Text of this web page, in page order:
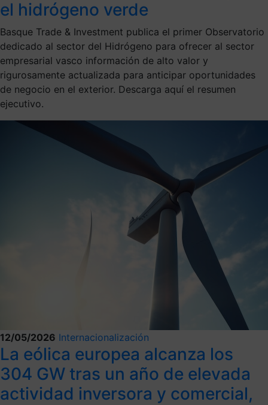
el hidrógeno verde
Basque Trade & Investment publica el primer Observatorio
dedicado al sector del Hidrógeno para ofrecer al sector
empresarial vasco información de alto valor y
rigurosamente actualizada para anticipar oportunidades
de negocio en el exterior. Descarga aquí el resumen
ejecutivo.
12/05/2026 Internacionalización
La eólica europea alcanza los
304 GW tras un año de elevada
actividad inversora y comercial,